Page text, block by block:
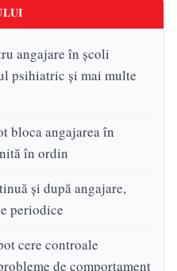
angajare în școli
psihiatric și mai multe
bloca angajarea în
în ordin
și după angajare,
periodice
cere controale
de comportament